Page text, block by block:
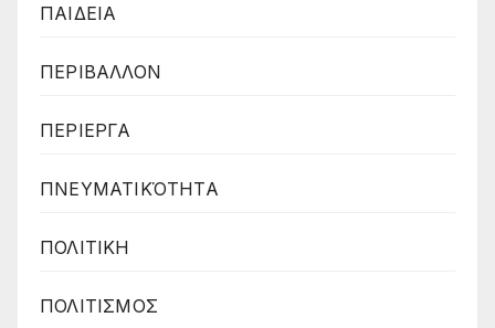
ΠΑΙΔΕΙΑ
ΠΕΡΙΒΑΛΛΟΝ
ΠΕΡΙΕΡΓΑ
ΠΝΕΥΜΑΤΙΚΌΤΗΤΑ
ΠΟΛΙΤΙΚΗ
ΠΟΛΙΤΙΣΜΟΣ